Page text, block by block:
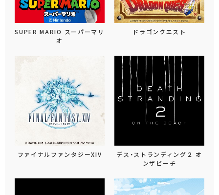
SUPER MARIO スーパーマリ
オ
ドラゴンクエスト
ファイナルファンタジーXIV
デス・ストランディング２ オ
ンザビーチ